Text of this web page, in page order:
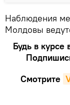
Наблюдения
Молдовы
Будь в курсе
Смотрите